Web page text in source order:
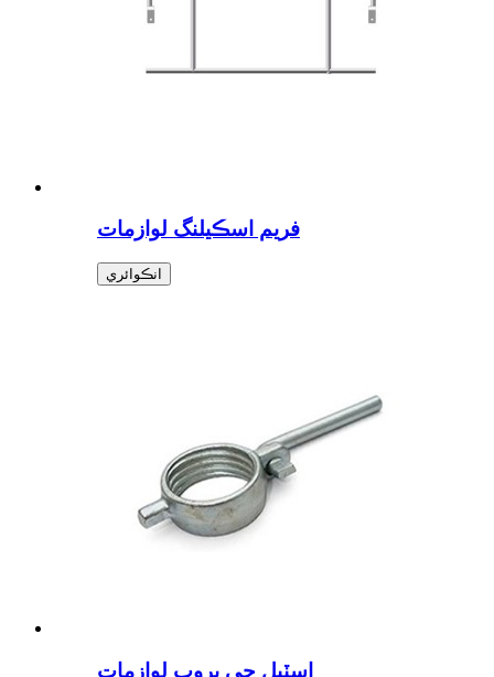
فريم اسڪيلنگ لوازمات
انڪوائري
اسٽيل جي پروپ لوازمات